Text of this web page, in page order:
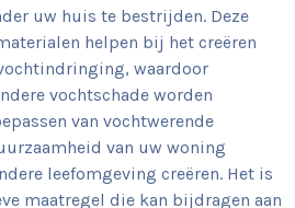
uw huis te bestrijden. Deze
helpen bij het creëren
waardoor
vochtschade worden
van vochtwerende
van uw woning
leefomgeving creëren. Het is
maatregel die kan bijdragen aan